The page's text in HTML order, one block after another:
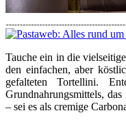
Tauche ein in die
den einfachen, aber
gefalteten Tortellini.
Grundnahrungsmittels,
– sei es als cremige